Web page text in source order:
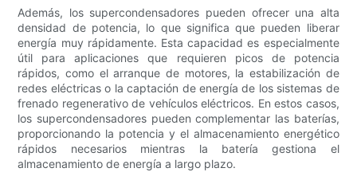
Además, los supercondensadores pueden ofrecer una alta
densidad de potencia, lo que significa que pueden liberar
energía muy rápidamente. Esta capacidad es especialmente
útil para aplicaciones que requieren picos de potencia
rápidos, como el arranque de motores, la estabilización de
redes eléctricas o la captación de energía de los sistemas de
frenado regenerativo de vehículos eléctricos. En estos casos,
los supercondensadores pueden complementar las baterías,
proporcionando la potencia y el almacenamiento energético
rápidos necesarios mientras la batería gestiona el
almacenamiento de energía a largo plazo.